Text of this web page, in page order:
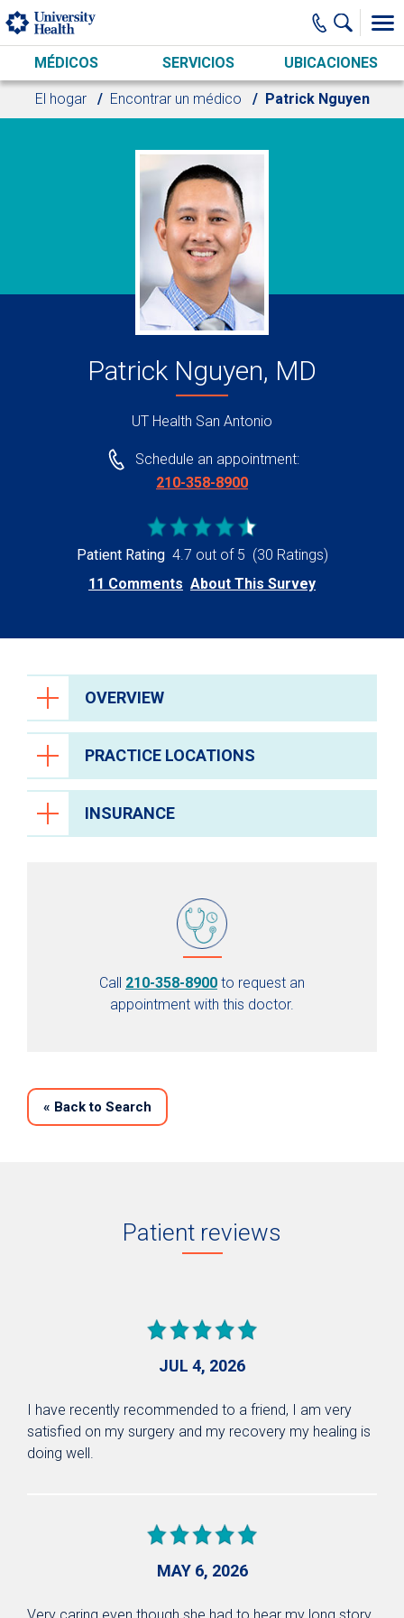
Skip to main content
MÉDICOS SERVICIOS UBICACIONES
El hogar Encontrar un médico Patrick Nguyen
Patrick Nguyen, MD
UT Health San Antonio
Schedule an appointment:
210-358-8900
Patient Rating 4.7 out of 5 (30 Ratings)
11 Comments About This Survey
OVERVIEW
PRACTICE LOCATIONS
INSURANCE
Call 210-358-8900 to request an
appointment with this doctor.
« Back to Search
Patient reviews
JUL 4, 2026
I have recently recommended to a friend, I am very
satisfied on my surgery and my recovery my healing is
doing well.
MAY 6, 2026
Very caring even though she had to hear my long story.